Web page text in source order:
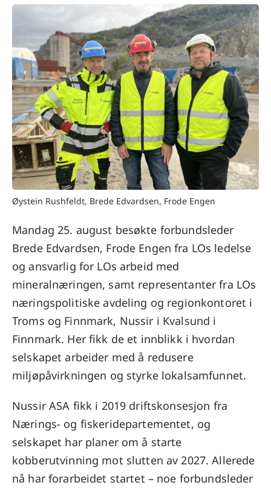
Øystein Rushfeldt, Brede Edvardsen, Frode Engen
Mandag 25. august besøkte forbundsleder
Brede Edvardsen, Frode Engen fra LOs ledelse
og ansvarlig for LOs arbeid med
mineralnæringen, samt representanter fra LOs
næringspolitiske avdeling og regionkontoret i
Troms og Finnmark, Nussir i Kvalsund i
Finnmark. Her fikk de et innblikk i hvordan
selskapet arbeider med å redusere
miljøpåvirkningen og styrke lokalsamfunnet.
Nussir ASA fikk i 2019 driftskonsesjon fra
Nærings- og fiskeridepartementet, og
selskapet har planer om å starte
kobberutvinning mot slutten av 2027. Allerede
nå har forarbeidet startet – noe forbundsleder